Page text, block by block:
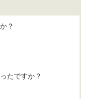
？
たですか？